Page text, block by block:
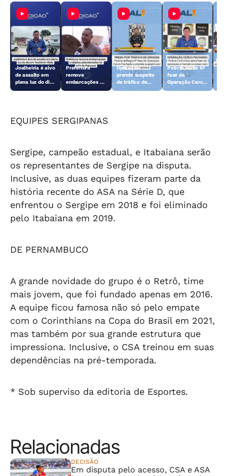
Joalheiria é alvo
de assalto em
plena luz do dia
Prefeitura
remove
embarcações e
Operação
prende suspeito
de tráfico de
Polícia inicia 6ª
fase da
Operação Cerco
EQUIPES SERGIPANAS
Sergipe, campeão estadual, e Itabaiana serão
os representantes de Sergipe na disputa.
Inclusive, as duas equipes fizeram parte da
história recente do ASA na Série D, que
enfrentou o Sergipe em 2018 e foi eliminado
pelo Itabaiana em 2019.
DE PERNAMBUCO
A grande novidade do grupo é o Retrô, time
mais jovem, que foi fundado apenas em 2016.
A equipe ficou famosa não só pelo empate
com o Corinthians na Copa do Brasil em 2021,
mas também por sua grande estrutura que
impressiona. Inclusive, o CSA treinou em suas
dependências na pré-temporada.
* Sob superviso da editoria de Esportes.
Relacionadas
DECISÃO
Em disputa pelo acesso, CSA e ASA